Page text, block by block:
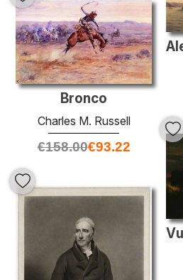
Bronco
Charles M. Russell
€158.00€93.22